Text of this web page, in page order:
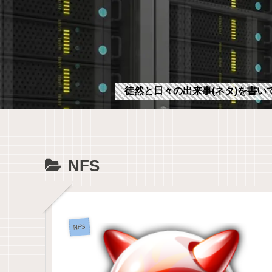
徒然と日々の出来事(ネタ)を書
NFS
NFS